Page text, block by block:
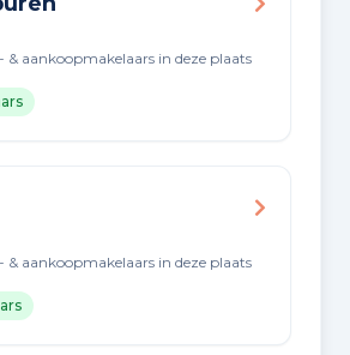
& aankoopmakelaars in deze plaats
& aankoopmakelaars in deze plaats